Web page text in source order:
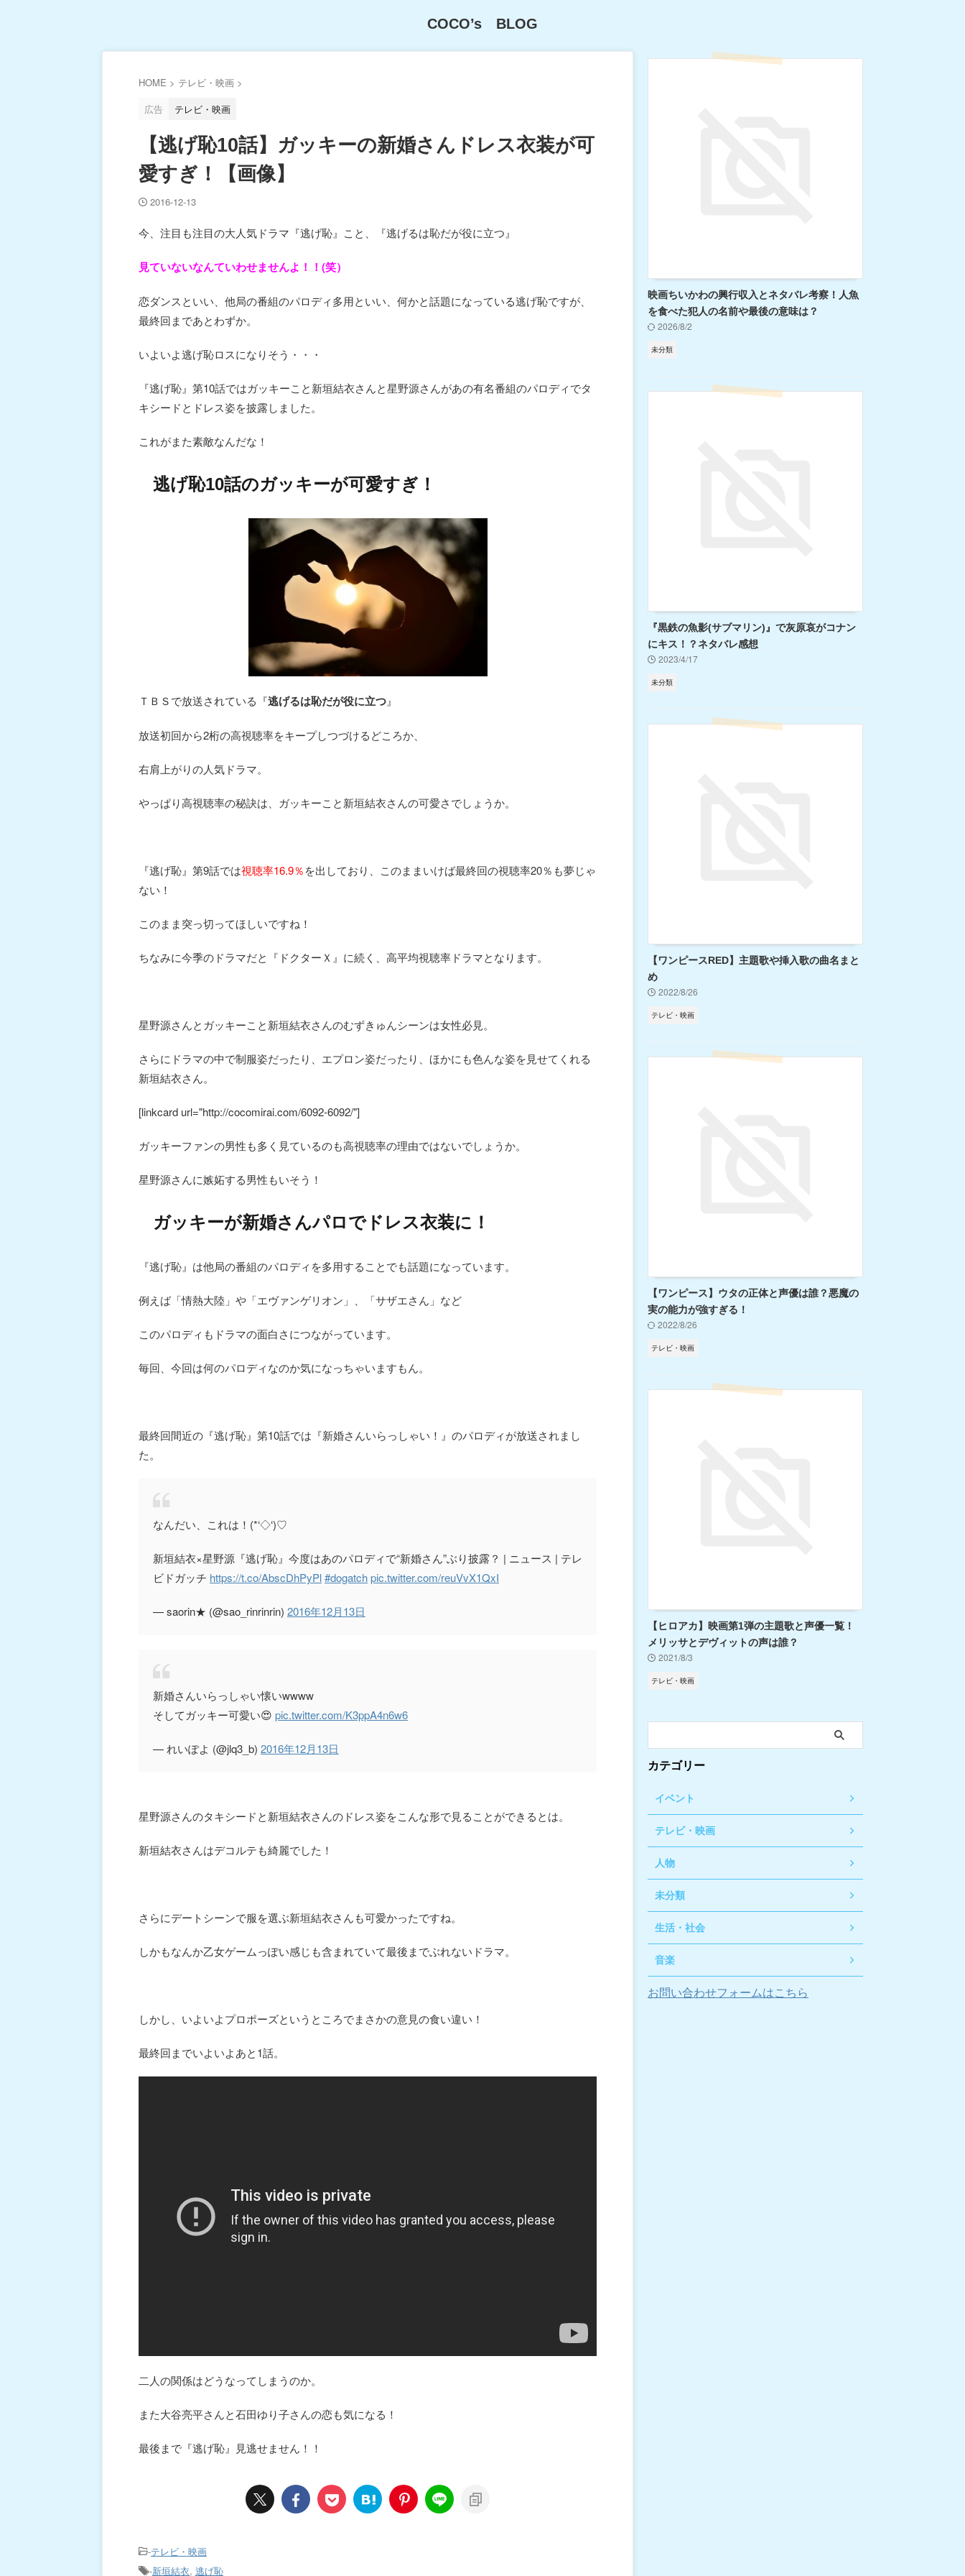
COCO’s BLOG
HOME > テレビ・映画 >
広告
テレビ・映画
【逃げ恥10話】ガッキーの新婚さんドレス衣装が可
愛すぎ！【画像】
2016-12-13
今、注目も注目の大人気ドラマ『逃げ恥』こと、『逃げるは恥だが役に立つ』
見ていないなんていわせませんよ！！(笑）
恋ダンスといい、他局の番組のパロディ多用といい、何かと話題になっている逃げ恥ですが、
最終回まであとわずか。
いよいよ逃げ恥ロスになりそう・・・
『逃げ恥』第10話ではガッキーこと新垣結衣さんと星野源さんがあの有名番組のパロディでタ
キシードとドレス姿を披露しました。
これがまた素敵なんだな！
逃げ恥10話のガッキーが可愛すぎ！
ＴＢＳで放送されている『逃げるは恥だが役に立つ』
放送初回から2桁の高視聴率をキープしつづけるどころか、
右肩上がりの人気ドラマ。
やっぱり高視聴率の秘訣は、ガッキーこと新垣結衣さんの可愛さでしょうか。
『逃げ恥』第9話では視聴率16.9％を出しており、このままいけば最終回の視聴率20％も夢じゃ
ない！
このまま突っ切ってほしいですね！
ちなみに今季のドラマだと『ドクターＸ』に続く、高平均視聴率ドラマとなります。
星野源さんとガッキーこと新垣結衣さんのむずきゅんシーンは女性必見。
さらにドラマの中で制服姿だったり、エプロン姿だったり、ほかにも色んな姿を見せてくれる
新垣結衣さん。
[linkcard url="http://cocomirai.com/6092-6092/"]
ガッキーファンの男性も多く見ているのも高視聴率の理由ではないでしょうか。
星野源さんに嫉妬する男性もいそう！
ガッキーが新婚さんパロでドレス衣装に！
『逃げ恥』は他局の番組のパロディを多用することでも話題になっています。
例えば「情熱大陸」や「エヴァンゲリオン」、「サザエさん」など
このパロディもドラマの面白さにつながっています。
毎回、今回は何のパロディなのか気になっちゃいますもん。
最終回間近の『逃げ恥』第10話では『新婚さんいらっしゃい！』のパロディが放送されまし
た。
なんだい、これは！(*‘◇‘)♡
新垣結衣×星野源『逃げ恥』今度はあのパロディで“新婚さん”ぶり披露？ | ニュース | テレ
ビドガッチ https://t.co/AbscDhPyPl#dogatchpic.twitter.com/reuVvX1QxI
— saorin★ (@sao_rinrinrin) 2016年12月13日
新婚さんいらっしゃい懐いwwww
そしてガッキー可愛い😍 pic.twitter.com/K3ppA4n6w6
— れいぽよ (@jlq3_b) 2016年12月13日
星野源さんのタキシードと新垣結衣さんのドレス姿をこんな形で見ることができるとは。
新垣結衣さんはデコルテも綺麗でした！
さらにデートシーンで服を選ぶ新垣結衣さんも可愛かったですね。
しかもなんか乙女ゲームっぽい感じも含まれていて最後までぶれないドラマ。
しかし、いよいよプロポーズというところでまさかの意見の食い違い！
最終回までいよいよあと1話。
二人の関係はどうなってしまうのか。
また大谷亮平さんと石田ゆり子さんの恋も気になる！
最後まで『逃げ恥』見逃せません！！
-テレビ・映画
-新垣結衣, 逃げ恥
映画ちいかわの興行収入とネタバレ考察！人魚
を食べた犯人の名前や最後の意味は？
2026/8/2
未分類
『黒鉄の魚影(サブマリン)』で灰原哀がコナン
にキス！？ネタバレ感想
2023/4/17
未分類
【ワンピースRED】主題歌や挿入歌の曲名まと
め
2022/8/26
テレビ・映画
【ワンピース】ウタの正体と声優は誰？悪魔の
実の能力が強すぎる！
2022/8/26
テレビ・映画
【ヒロアカ】映画第1弾の主題歌と声優一覧！
メリッサとデヴィットの声は誰？
2021/8/3
テレビ・映画
カテゴリー
イベント
テレビ・映画
人物
未分類
生活・社会
音楽
お問い合わせフォームはこちら